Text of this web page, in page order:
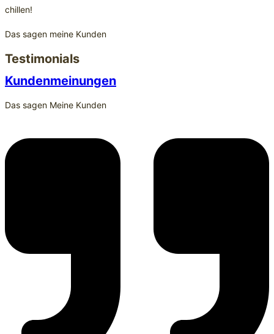
chillen!
Das sagen meine Kunden
Testimonials
Kundenmeinungen
Das sagen Meine Kunden